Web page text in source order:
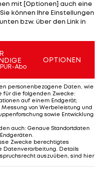
2
3
2
0
0
mit [Optionen] auch eine
können Ihre Einstellungen
bzw. über den Link in
Abo
OPTIONEN
personenbezogene Daten, wie
für die folgenden Zwecke:
auf einem Endgerät;
von Werbeleistung und
sowie Entwicklung
auch: Genaue Standortdaten
.
Zwecke berechtigtes
Datenverarbeitung. Details
auszuüben, sind hier